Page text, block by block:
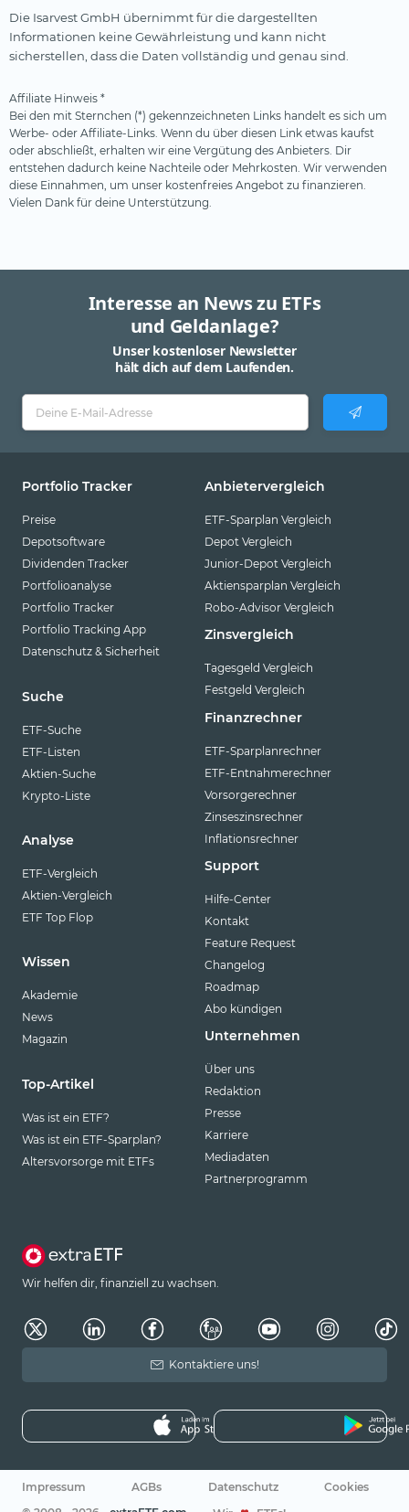
Die Isarvest GmbH übernimmt für die dargestellten
Informationen keine Gewährleistung und kann nicht
sicherstellen, dass die Daten vollständig und genau sind.
Affiliate Hinweis *
Bei den mit Sternchen (*) gekennzeichneten Links handelt es sich um
Werbe- oder Affiliate-Links. Wenn du über diesen Link etwas kaufst
oder abschließt, erhalten wir eine Vergütung des Anbieters. Dir
entstehen dadurch keine Nachteile oder Mehrkosten. Wir verwenden
diese Einnahmen, um unser kostenfreies Angebot zu finanzieren.
Vielen Dank für deine Unterstützung.
Interesse an News zu ETFs
und Geldanlage?
Unser kostenloser Newsletter
hält dich auf dem Laufenden.
Portfolio Tracker
Preise
Depotsoftware
Dividenden Tracker
Portfolioanalyse
Portfolio Tracker
Portfolio Tracking App
Datenschutz & Sicherheit
Suche
ETF-Suche
ETF-Listen
Aktien-Suche
Krypto-Liste
Analyse
ETF-Vergleich
Aktien-Vergleich
ETF Top Flop
Wissen
Akademie
News
Magazin
Top-Artikel
Was ist ein ETF?
Was ist ein ETF-Sparplan?
Altersvorsorge mit ETFs
Anbietervergleich
ETF-Sparplan Vergleich
Depot Vergleich
Junior-Depot Vergleich
Aktiensparplan Vergleich
Robo-Advisor Vergleich
Zinsvergleich
Tagesgeld Vergleich
Festgeld Vergleich
Finanzrechner
ETF-Sparplanrechner
ETF-Entnahmerechner
Vorsorgerechner
Zinseszinsrechner
Inflationsrechner
Support
Hilfe-Center
Kontakt
Feature Request
Changelog
Roadmap
Abo kündigen
Unternehmen
Über uns
Redaktion
Presse
Karriere
Mediadaten
Partnerprogramm
Wir helfen dir, finanziell zu wachsen.
Kontaktiere uns!
Impressum AGBs Datenschutz
Cookies